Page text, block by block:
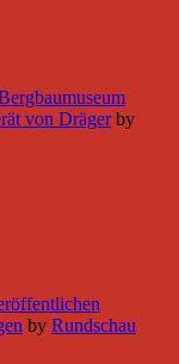
von Dräger by
by Rundschau